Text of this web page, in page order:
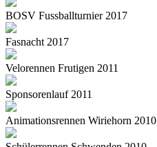
BOSV Fussballturnier 2017
Fasnacht 2017
Velorennen Frutigen 2011
Sponsorenlauf 2011
Animationsrennen Wiriehorn 2010